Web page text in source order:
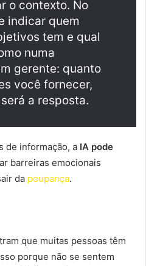
o contexto. No
indicar quem
tem e qual
numa
gerente: quanto
você fornecer,
a resposta.
de informação, a IA pode
barreiras emocionais
da poupança.
que muitas pessoas têm
porque não se sentem